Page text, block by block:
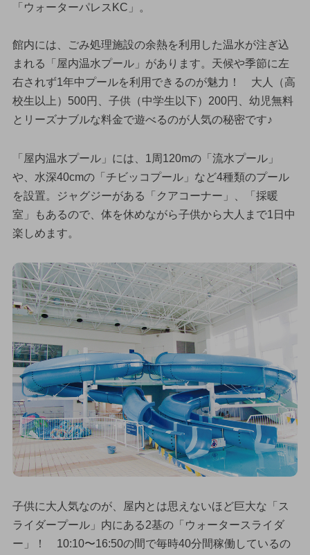
「ウォーターパレスKC」。
館内には、ごみ処理施設の余熱を利用した温水が注ぎ込
まれる「屋内温水プール」があります。天候や季節に左
右されず1年中プールを利用できるのが魅力！ 大人（高
校生以上）500円、子供（中学生以下）200円、幼児無料
とリーズナブルな料金で遊べるのが人気の秘密です♪
「屋内温水プール」には、1周120mの「流水プール」
や、水深40cmの「チビッコプール」など4種類のプール
を設置。ジャグジーがある「クアコーナー」、「採暖
室」もあるので、体を休めながら子供から大人まで1日中
楽しめます。
子供に大人気なのが、屋内とは思えないほど巨大な「ス
ライダープール」内にある2基の「ウォータースライダ
ー」！ 10:10〜16:50の間で毎時40分間稼働しているの